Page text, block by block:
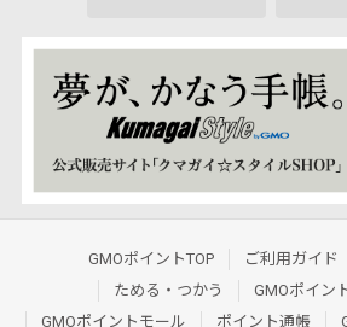
GMOポイントTOP ご利用ガイド
ためる・つかう
GMOポイン
GMOポイントモール
ポイント通帳